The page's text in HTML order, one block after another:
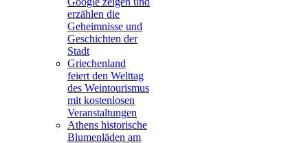
erzählen die
Geheimnisse und
Geschichten der
Stadt
Griechenland
feiert den Welttag
des Weintourismus
mit kostenlosen
Veranstaltungen
Athens historische
Blumenläden am